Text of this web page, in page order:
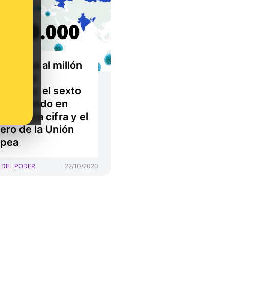
llega al millón
el sexto
del mundo en
esta cifra y el
de la Unión
PODER 22/10/2020